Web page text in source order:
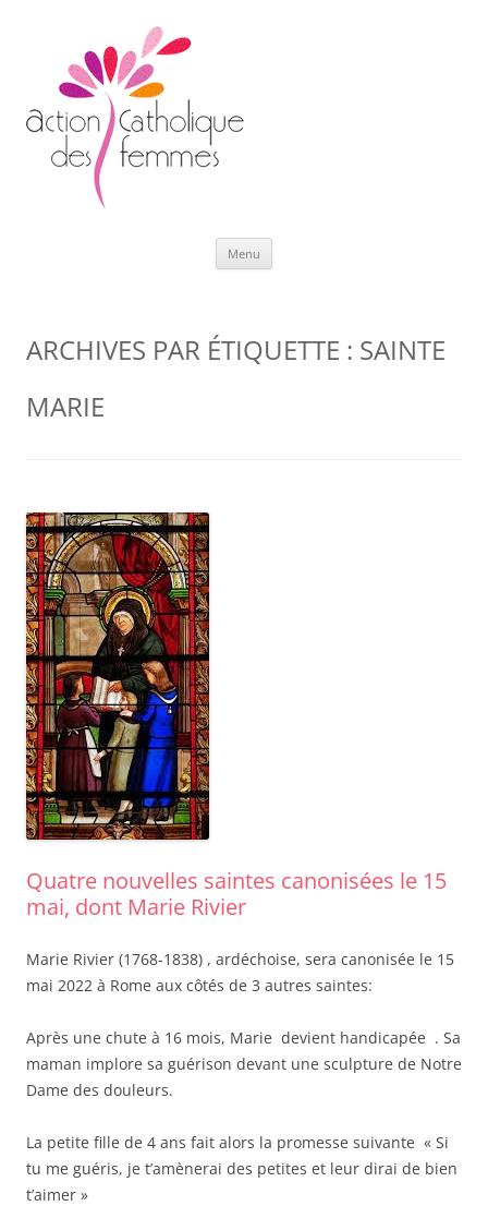
Menu
ARCHIVES PAR ÉTIQUETTE : SAINTE
MARIE
Quatre nouvelles saintes canonisées le 15
mai, dont Marie Rivier
Marie Rivier (1768-1838) , ardéchoise, sera canonisée le 15
mai 2022 à Rome aux côtés de 3 autres saintes:
Après une chute à 16 mois, Marie devient handicapée . Sa
maman implore sa guérison devant une sculpture de Notre
Dame des douleurs.
La petite fille de 4 ans fait alors la promesse suivante « Si
tu me guéris, je t’amènerai des petites et leur dirai de bien
t’aimer »